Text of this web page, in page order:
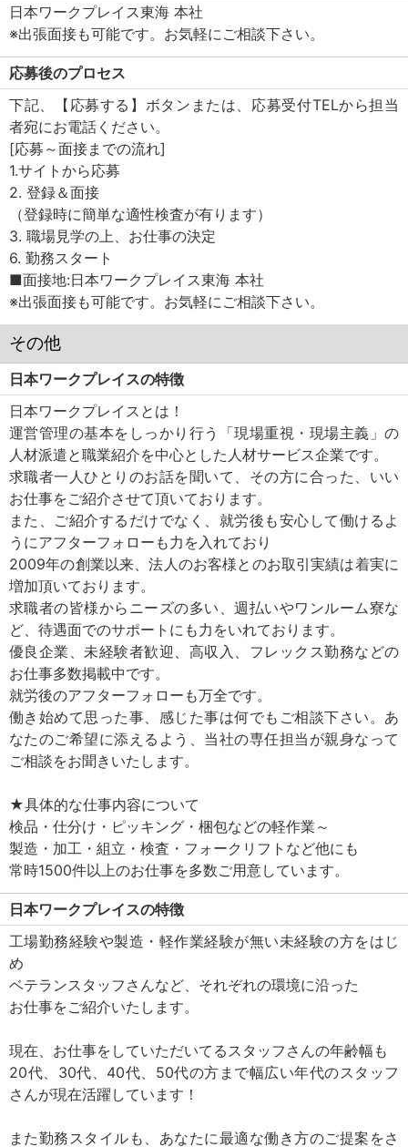
日本ワークプレイス東海 本社
※出張面接も可能です。お気軽にご相談下さい。
応募後のプロセス
下記、【応募する】ボタンまたは、応募受付TELから担当
者宛にお電話ください。
[応募～面接までの流れ]
1.サイトから応募
2. 登録＆面接
（登録時に簡単な適性検査が有ります）
3. 職場見学の上、お仕事の決定
6. 勤務スタート
■面接地:日本ワークプレイス東海 本社
※出張面接も可能です。お気軽にご相談下さい。
その他
日本ワークプレイスの特徴
日本ワークプレイスとは！
運営管理の基本をしっかり行う「現場重視・現場主義」の
人材派遣と職業紹介を中心とした人材サービス企業です。
求職者一人ひとりのお話を聞いて、その方に合った、いい
お仕事をご紹介させて頂いております。
また、ご紹介するだけでなく、就労後も安心して働けるよ
うにアフターフォローも力を入れており
2009年の創業以来、法人のお客様とのお取引実績は着実に
増加頂いております。
求職者の皆様からニーズの多い、週払いやワンルーム寮な
ど、待遇面でのサポートにも力をいれております。
優良企業、未経験者歓迎、高収入、フレックス勤務などの
お仕事多数掲載中です。
就労後のアフターフォローも万全です。
働き始めて思った事、感じた事は何でもご相談下さい。あ
なたのご希望に添えるよう、当社の専任担当が親身なって
ご相談をお聞きいたします。
★具体的な仕事内容について
検品・仕分け・ピッキング・梱包などの軽作業～
製造・加工・組立・検査・フォークリフトなど他にも
常時1500件以上のお仕事を多数ご用意しています。
日本ワークプレイスの特徴
工場勤務経験や製造・軽作業経験が無い未経験の方をはじ
め
ベテランスタッフさんなど、それぞれの環境に沿った
お仕事をご紹介いたします。
現在、お仕事をしていただいてるスタッフさんの年齢幅も
20代、30代、40代、50代の方まで幅広い年代のスタッフ
さんが現在活躍しています！
また勤務スタイルも、あなたに最適な働き方のご提案をさ